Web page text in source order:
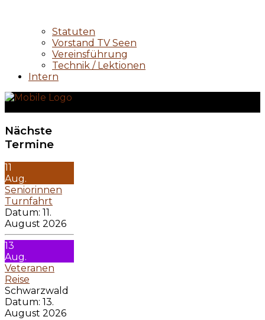
Statuten
Vorstand TV Seen
Vereinsführung
Technik / Lektionen
Intern
Nächste
Termine
11
Aug.
Seniorinnen
Turnfahrt
Datum: 11.
August 2026
13
Aug.
Veteranen
Reise
Schwarzwald
Datum: 13.
August 2026